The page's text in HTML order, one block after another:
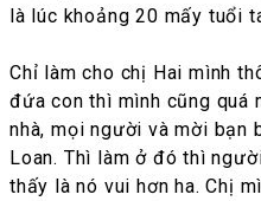
là lúc khoảng 20 mấy tuổi
Chỉ làm cho chị Hai mình
đứa con thì mình cũng quá
nhà, mọi người và mời bạn
Loan. Thì làm ở đó thì
thấy là nó vui hơn ha. Chị